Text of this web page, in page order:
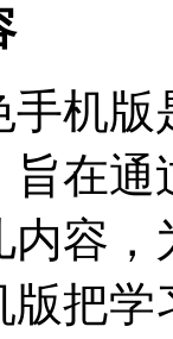
手机版
旨在通
内容
版把学